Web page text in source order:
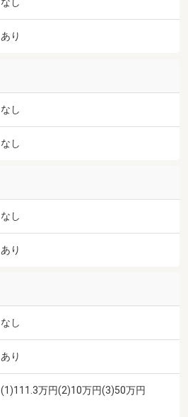
なし
あり
なし
なし
なし
あり
なし
あり
(1)111.3万円(2)10万円(3)50万円